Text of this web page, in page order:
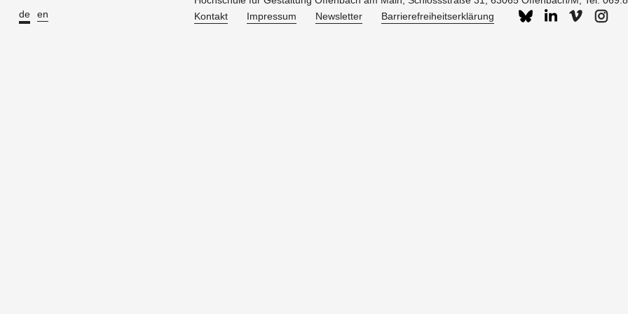
de en
Kontakt
Impressum Newsletter Barrierefreiheitserklärung